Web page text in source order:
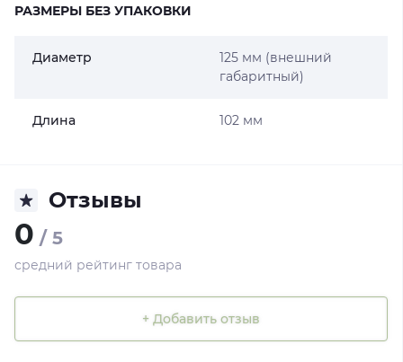
РАЗМЕРЫ БЕЗ УПАКОВКИ
Диаметр
125 мм (внешний
габаритный)
Длина 102 мм
Отзывы
0 / 5
средний рейтинг товара
+ Добавить отзыв